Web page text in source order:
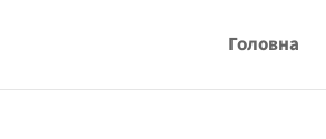
Головна